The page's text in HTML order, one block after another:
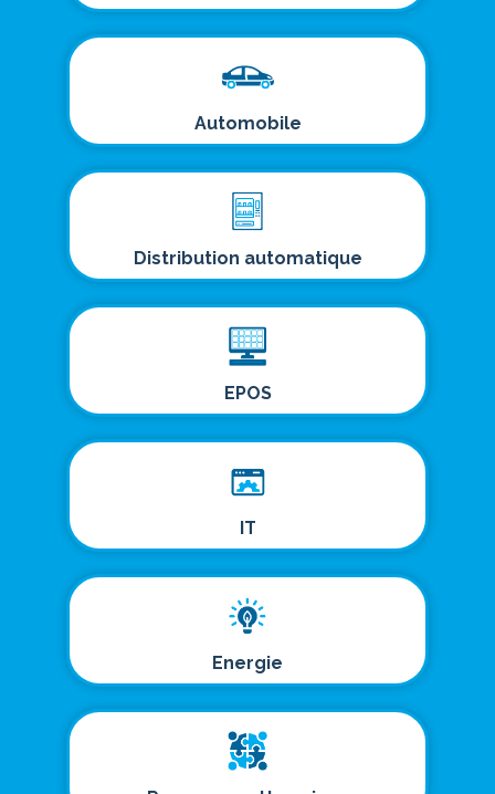
Automobile
Distribution automatique
EPOS
IT
Energie